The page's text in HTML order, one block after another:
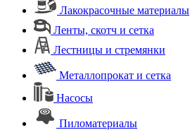
Лакокрасочные материалы
Ленты, скотч и сетка
Лестницы и стремянки
Металлопрокат и сетка
Насосы
Пиломатериалы